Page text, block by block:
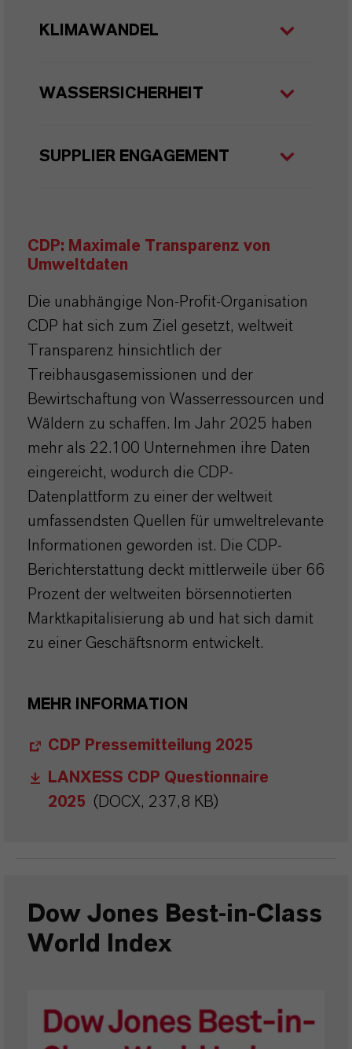
KLIMAWANDEL
WASSERSICHERHEIT
SUPPLIER ENGAGEMENT
CDP: Maximale Transparenz von
Umweltdaten
Die unabhängige Non-Profit-Organisation
CDP hat sich zum Ziel gesetzt, weltweit
Transparenz hinsichtlich der
Treibhausgasemissionen und der
Bewirtschaftung von Wasserressourcen und
Wäldern zu schaffen. Im Jahr 2025 haben
mehr als 22.100 Unternehmen ihre Daten
eingereicht, wodurch die CDP-
Datenplattform zu einer der weltweit
umfassendsten Quellen für umweltrelevante
Informationen geworden ist. Die CDP-
Berichterstattung deckt mittlerweile über 66
Prozent der weltweiten börsennotierten
Marktkapitalisierung ab und hat sich damit
zu einer Geschäftsnorm entwickelt.
MEHR INFORMATION
CDP Pressemitteilung 2025
LANXESS CDP Questionnaire
2025 (DOCX, 237,8 KB)
Dow Jones Best-in-Class
World Index